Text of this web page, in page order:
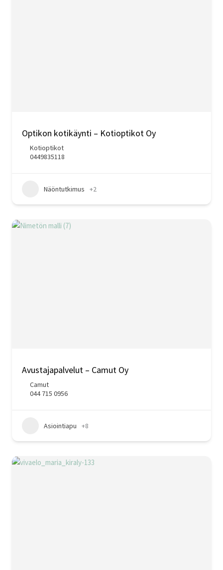
Optikon kotikäynti – Kotioptikot Oy
Kotioptikot
0449835118
Näöntutkimus +2
Avustajapalvelut – Camut Oy
Camut
044 715 0956
Asiointiapu +8